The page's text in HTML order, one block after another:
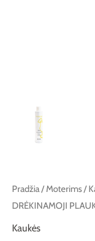
Pradžia/ Moterims/
DRĖKINAMOJI
Kaukės